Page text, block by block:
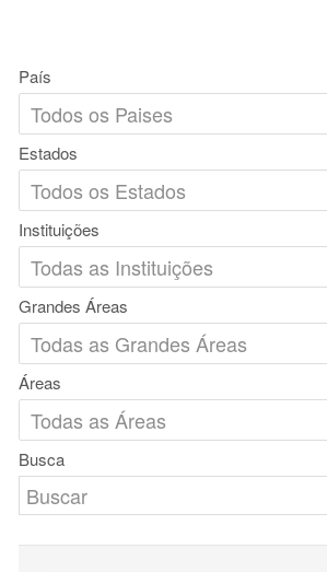
País
Estados
Instituições
Grandes Áreas
Áreas
Busca